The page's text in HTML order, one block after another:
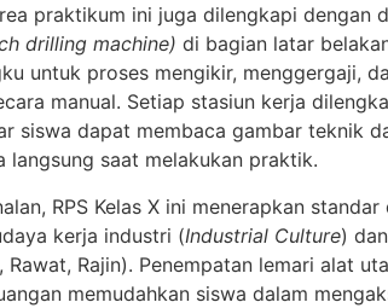
praktikum ini juga dilengkapi dengan
drilling machine) di bagian latar
untuk proses mengikir, menggergaji,
manual. Setiap stasiun kerja
siswa dapat membaca gambar teknik
langsung saat melakukan praktik.
RPS Kelas X ini menerapkan
kerja industri (Industrial Culture)
Rawat, Rajin). Penempatan lemari alat
memudahkan siswa dalam